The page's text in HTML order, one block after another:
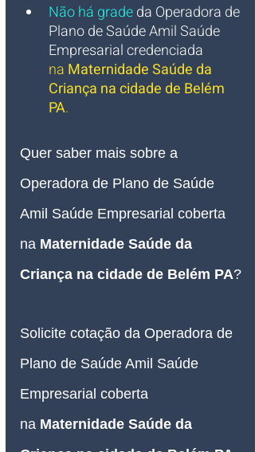
Não há grade da Operadora de
Plano de Saúde Amil Saúde
Empresarial credenciada
na Maternidade Saúde da
Criança na cidade de Belém
PA.
Quer saber mais sobre a
Operadora de Plano de Saúde
Amil Saúde Empresarial coberta
na Maternidade Saúde da
Criança na cidade de Belém PA?
Solicite cotação da Operadora de
Plano de Saúde Amil Saúde
Empresarial coberta
na Maternidade Saúde da